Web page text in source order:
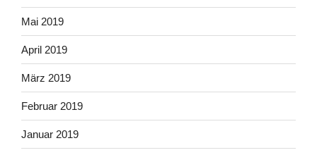
Mai 2019
April 2019
März 2019
Februar 2019
Januar 2019